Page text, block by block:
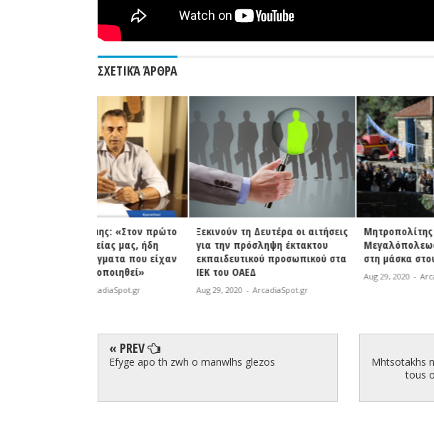
ΣΧΕΤΙΚΆ ΆΡΘΡΑ
Ξεκινούν τη Δευτέρα οι αιτήσεις
για την πρόσληψη έκτακτου
εκπαιδευτικού προσωπικού στα
ΙΕΚ του ΟΑΕΔ
Aug 29, 2020 ArcadiaSpot.gr
Μητροπολίτης Γόρτυνος και
Μεγαλόπολεως Ιερεμίας: ''Ναι
στη μάσκα στους Ιερούς Ναούς''
ArcadiaSpot.gr
« PREV
Efyge apo th zwh o manwlhs glezos
Mhtsotakhs
tous